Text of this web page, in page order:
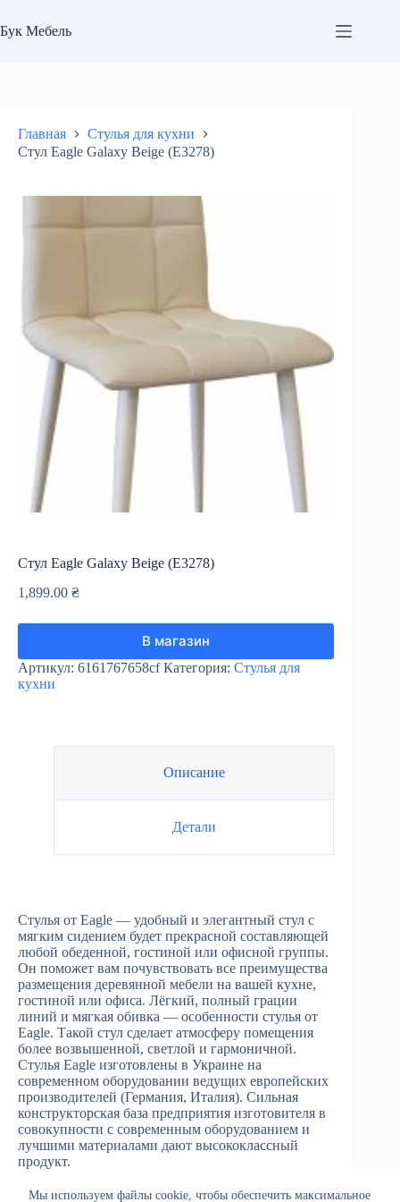
к
сути
Мы используем файлы cookie, чтобы обеспечить максимальное
Бук Мебель
Главная
Стулья для кухни
Стул Eagle Galaxy Beige (E3278)
Стул Eagle Galaxy Beige (E3278)
1,899.00 ₴
В магазин
Артикул: 6161767658cf Категория: Стулья для
кухни
Описание
Детали
Стулья от Eagle — удобный и элегантный стул с
мягким сидением будет прекрасной составляющей
любой обеденной, гостиной или офисной группы.
Он поможет вам почувствовать все преимущества
размещения деревянной мебели на вашей кухне,
гостиной или офиса. Лёгкий, полный грации
линий и мягкая обивка — особенности стулья от
Eagle. Такой стул сделает атмосферу помещения
более возвышенной, светлой и гармоничной.
Стулья Eagle изготовлены в Украине на
современном оборудовании ведущих европейских
производителей (Германия, Италия). Сильная
конструкторская база предприятия изготовителя в
совокупности с современным оборудованием и
лучшими материалами дают высококлассный
продукт.